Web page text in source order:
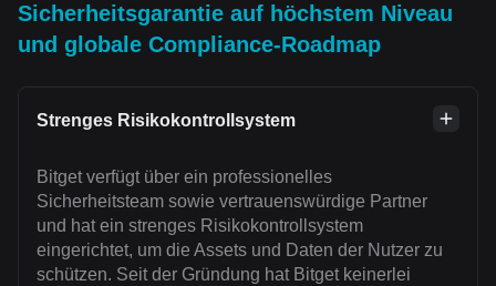
Sicherheitsgarantie auf höchstem Niveau
und globale Compliance-Roadmap
Strenges Risikokontrollsystem
Bitget verfügt über ein professionelles
Sicherheitsteam sowie vertrauenswürdige Partner
und hat ein strenges Risikokontrollsystem
eingerichtet, um die Assets und Daten der Nutzer zu
schützen. Seit der Gründung hat Bitget keinerlei